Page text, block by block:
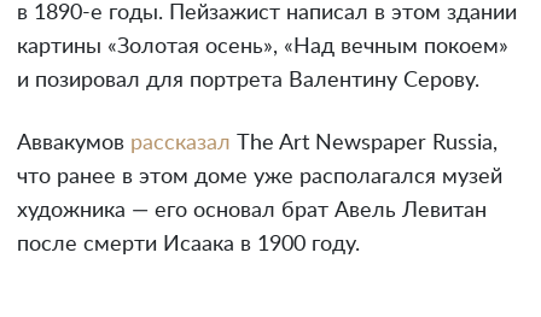
в 1890-е годы. Пейзажист написал в этом здании
картины «Золотая осень», «Над вечным покоем»
и позировал для портрета Валентину Серову.
Аввакумов рассказал The Art Newspaper Russia,
что ранее в этом доме уже располагался музей
художника — его основал брат Авель Левитан
после смерти Исаака в 1900 году.